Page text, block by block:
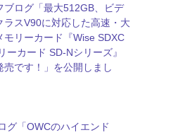
ブログ「最大512GB、ビデ
ラスV90に対応した高速・大
モリーカード『Wise SDXC
ーカード SD-Nシリーズ』
売です！」を公開しまし
グ「OWCのハイエンド